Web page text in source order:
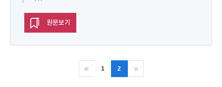
원문보기
1 2